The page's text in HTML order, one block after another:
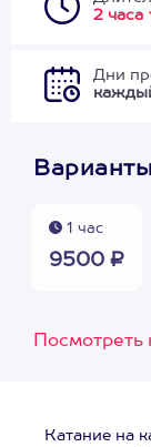
2 часа
Дни
1 час
9500 ₽
Катание на